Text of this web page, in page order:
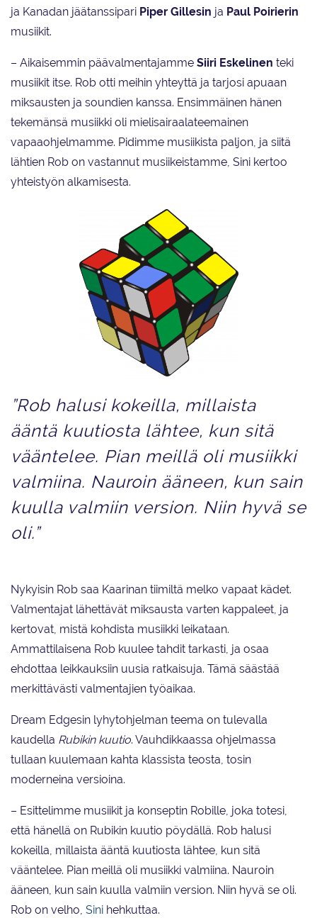
ja Kanadan jäätanssipari Piper Gillesin ja Paul Poirierin
musiikit.
– Aikaisemmin päävalmentajamme Siiri Eskelinen teki
musiikit itse. Rob otti meihin yhteyttä ja tarjosi apuaan
miksausten ja soundien kanssa. Ensimmäinen hänen
tekemänsä musiikki oli mielisairaalateemainen
vapaaohjelmamme. Pidimme musiikista paljon, ja siitä
lähtien Rob on vastannut musiikeistamme, Sini kertoo
yhteistyön alkamisesta.
”Rob halusi kokeilla, millaista
ääntä kuutiosta lähtee, kun sitä
vääntelee. Pian meillä oli musiikki
valmiina. Nauroin ääneen, kun sain
kuulla valmiin version. Niin hyvä se
oli.”
Nykyisin Rob saa Kaarinan tiimiltä melko vapaat kädet.
Valmentajat lähettävät miksausta varten kappaleet, ja
kertovat, mistä kohdista musiikki leikataan.
Ammattilaisena Rob kuulee tahdit tarkasti, ja osaa
ehdottaa leikkauksiin uusia ratkaisuja. Tämä säästää
merkittävästi valmentajien työaikaa.
Dream Edgesin lyhytohjelman teema on tulevalla
kaudella Rubikin kuutio. Vauhdikkaassa ohjelmassa
tullaan kuulemaan kahta klassista teosta, tosin
moderneina versioina.
– Esittelimme musiikit ja konseptin Robille, joka totesi,
että hänellä on Rubikin kuutio pöydällä. Rob halusi
kokeilla, millaista ääntä kuutiosta lähtee, kun sitä
vääntelee. Pian meillä oli musiikki valmiina. Nauroin
ääneen, kun sain kuulla valmiin version. Niin hyvä se oli.
Rob on velho, Sini hehkuttaa.